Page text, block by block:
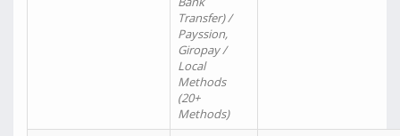
Transfer) /
Payssion,
Giropay /
Local
Methods
(20+
Methods)